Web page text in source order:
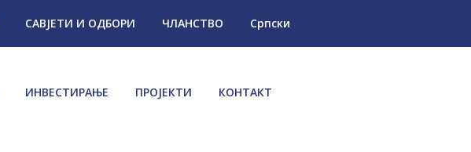
САВЈЕТИ И ОДБОРИ ЧЛАНСТВО Српски
ИНВЕСТИРАЊЕ ПРОЈЕКТИ КОНТАКТ